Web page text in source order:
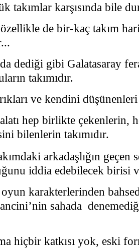
takımlar karşısında bile
de bir-kaç takım
da dediği gibi Galatasaray
takımıdır.
ve kendini
hep birlikte çekenlerin,
bilenlerin takımıdır.
arkadaşlığın geçen
iddia edebilecek birisi
karakterlerinden
sahada
hiçbir katkısı yok, eski